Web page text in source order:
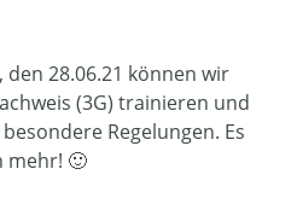
28.06.21 können wir
(3G) trainieren und
Regelungen. Es
mehr! 🙂